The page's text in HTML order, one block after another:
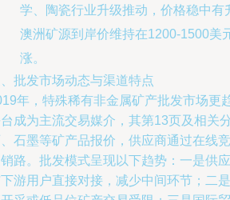
学、陶瓷行业升级推动，价格稳中有
澳洲矿源到岸价维持在1200-1500美
涨。
批发市场动态与渠道特点
年，特殊稀有非金属矿产批发市场更
成为主流交易媒介，其第13页及相关
石墨等矿产品报价，供应商通过在线
路。批发模式呈现以下趋势：一是供
游用户直接对接，减少中间环节；二